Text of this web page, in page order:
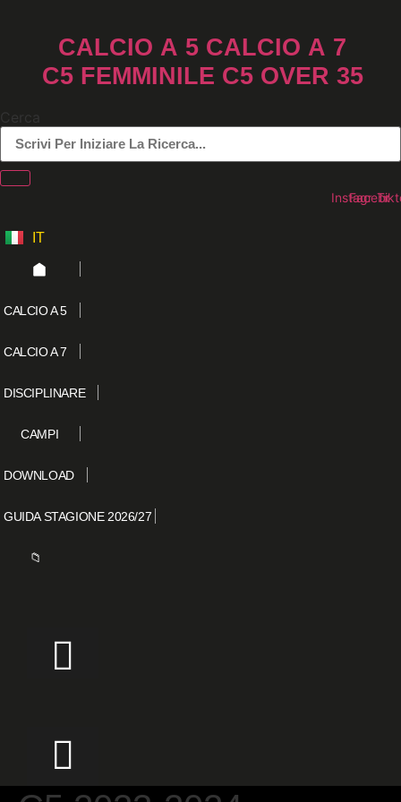
contenutoCALCIO A 5 CALCIO A 7
C5 FEMMINILE C5 OVER 35
Cerca
Instagram
IT
ES
CALCIO A 5
CALCIO A 7
DISCIPLINARE
CAMPI
DOWNLOAD
GUIDA STAGIONE 2026/27
📁